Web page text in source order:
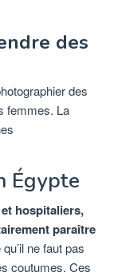
des
des
femmes. La
Égypte
hospitaliers,
paraître
ne faut pas
coutumes. Ces